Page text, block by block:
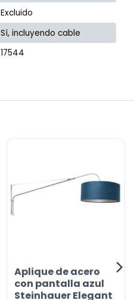
Excluido
Sí, incluyendo cable
17544
Aplique de acero
con pantalla azul
Steinhauer Elegant